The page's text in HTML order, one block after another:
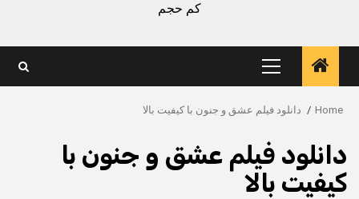
کم حجم
Primary
Menu
Home دانلود فیلم عشق و جنون با کیفیت بالا
دانلود فیلم عشق و جنون با
کیفیت بالا